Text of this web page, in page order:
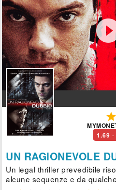

1.69 -
UN RAGIONEVOLE
Un legal thriller prevedibile
alcune sequenze e da